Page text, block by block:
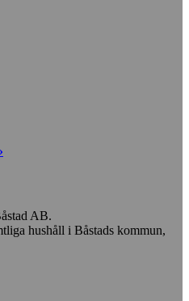
AB.
hushåll i Båstads kommun,